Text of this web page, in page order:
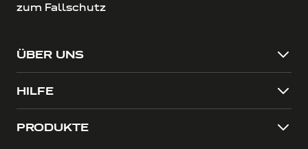
zum Fallschutz
ÜBER UNS
HILFE
PRODUKTE